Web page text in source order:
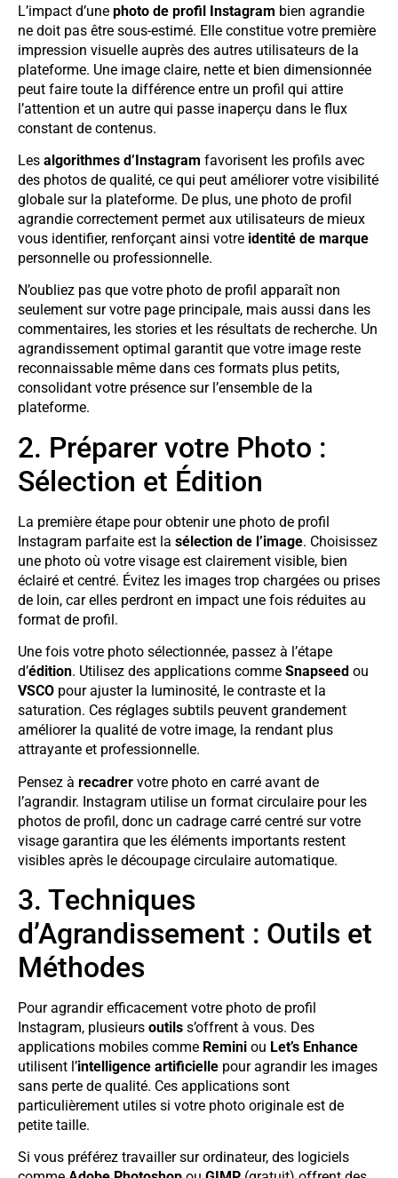
L’impact d’une photo de profil Instagram bien agrandie
ne doit pas être sous-estimé. Elle constitue votre première
impression visuelle auprès des autres utilisateurs de la
plateforme. Une image claire, nette et bien dimensionnée
peut faire toute la différence entre un profil qui attire
l’attention et un autre qui passe inaperçu dans le flux
constant de contenus.
Les algorithmes d’Instagram favorisent les profils avec
des photos de qualité, ce qui peut améliorer votre visibilité
globale sur la plateforme. De plus, une photo de profil
agrandie correctement permet aux utilisateurs de mieux
vous identifier, renforçant ainsi votre identité de marque
personnelle ou professionnelle.
N’oubliez pas que votre photo de profil apparaît non
seulement sur votre page principale, mais aussi dans les
commentaires, les stories et les résultats de recherche. Un
agrandissement optimal garantit que votre image reste
reconnaissable même dans ces formats plus petits,
consolidant votre présence sur l’ensemble de la
plateforme.
2. Préparer votre Photo :
Sélection et Édition
La première étape pour obtenir une photo de profil
Instagram parfaite est la sélection de l’image. Choisissez
une photo où votre visage est clairement visible, bien
éclairé et centré. Évitez les images trop chargées ou prises
de loin, car elles perdront en impact une fois réduites au
format de profil.
Une fois votre photo sélectionnée, passez à l’étape
d’édition. Utilisez des applications comme Snapseed ou
VSCO pour ajuster la luminosité, le contraste et la
saturation. Ces réglages subtils peuvent grandement
améliorer la qualité de votre image, la rendant plus
attrayante et professionnelle.
Pensez à recadrer votre photo en carré avant de
l’agrandir. Instagram utilise un format circulaire pour les
photos de profil, donc un cadrage carré centré sur votre
visage garantira que les éléments importants restent
visibles après le découpage circulaire automatique.
3. Techniques
d’Agrandissement : Outils et
Méthodes
Pour agrandir efficacement votre photo de profil
Instagram, plusieurs outils s’offrent à vous. Des
applications mobiles comme Remini ou Let’s Enhance
utilisent l’intelligence artificielle pour agrandir les images
sans perte de qualité. Ces applications sont
particulièrement utiles si votre photo originale est de
petite taille.
Si vous préférez travailler sur ordinateur, des logiciels